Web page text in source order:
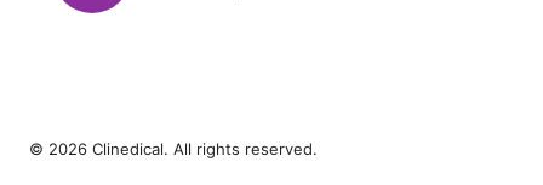
© 2026 Clinedical. All rights reserved.